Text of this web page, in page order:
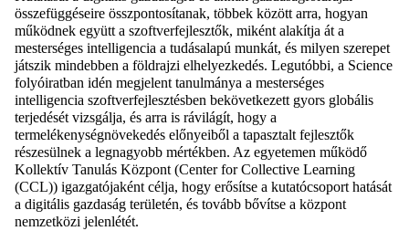
összefüggéseire összpontosítanak, többek között arra, hogyan
működnek együtt a szoftverfejlesztők, miként alakítja át a
mesterséges intelligencia a tudásalapú munkát, és milyen szerepet
játszik mindebben a földrajzi elhelyezkedés. Legutóbbi, a Science
folyóiratban idén megjelent tanulmánya a mesterséges
intelligencia szoftverfejlesztésben bekövetkezett gyors globális
terjedését vizsgálja, és arra is rávilágít, hogy a
termelékenységnövekedés előnyeiből a tapasztalt fejlesztők
részesülnek a legnagyobb mértékben. Az egyetemen működő
Kollektív Tanulás Központ (Center for Collective Learning
(CCL)) igazgatójaként célja, hogy erősítse a kutatócsoport hatását
a digitális gazdaság területén, és tovább bővítse a központ
nemzetközi jelenlétét.